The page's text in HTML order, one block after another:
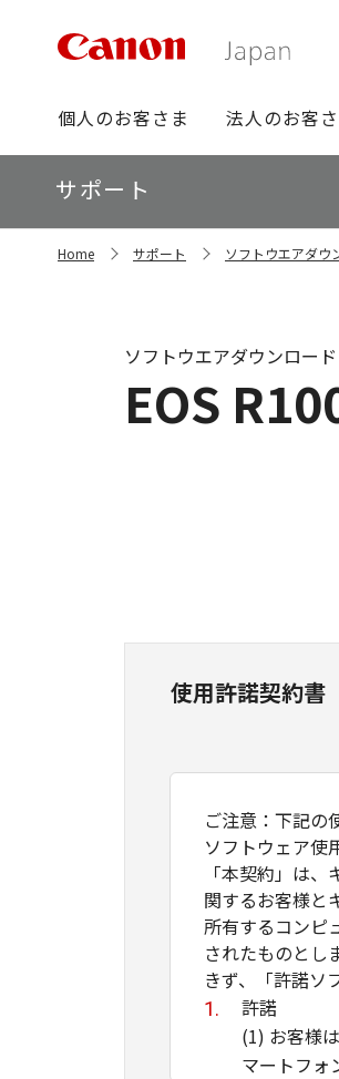
グ
ロ
ー
バ
ビ
個人のお客さま 法人のお客
ロ
ー
カ
ル
サポート
Home サポート ソフトウエアダウ
EOS
ソフトウエアダウンロード
使用許諾契約書
ご注意：下記の
ソフトウェア使
「本契約」は
関するお客様と
所有するコンピ
されたものとし
きず、「許諾ソ
許諾
(1) お客様
マートフォ